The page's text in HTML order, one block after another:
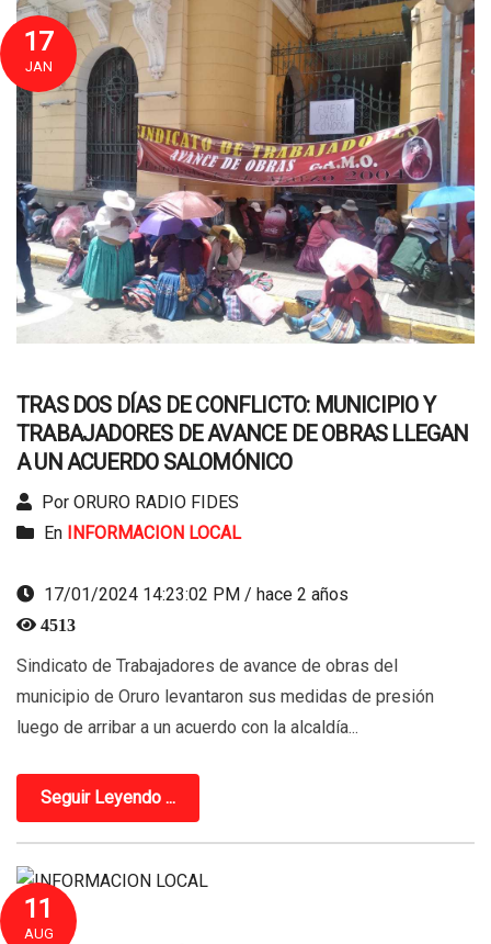
17
JAN
TRAS DOS DÍAS DE CONFLICTO: MUNICIPIO Y
TRABAJADORES DE AVANCE DE OBRAS LLEGAN
A UN ACUERDO SALOMÓNICO
Por ORURO RADIO FIDES
En
INFORMACION LOCAL
17/01/2024 14:23:02 PM / hace 2 años
4513
Sindicato de Trabajadores de avance de obras del
municipio de Oruro levantaron sus medidas de presión
luego de arribar a un acuerdo con la alcaldía...
Seguir Leyendo ...
11
AUG